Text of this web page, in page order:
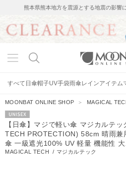
熊本県熊本地方を震源とする地震の影響
すべて 日傘帽子UV手袋雨傘レインアイテム
MOONBAT ONLINE SHOP ＞ MAGICAL
UNISEX
【日傘】マジで軽い傘 マジカルテ
TECH PROTECTION) 58cm 晴雨兼
傘 一級遮光100% UV 軽量 機能性
MAGICAL TECH / マジカルテック